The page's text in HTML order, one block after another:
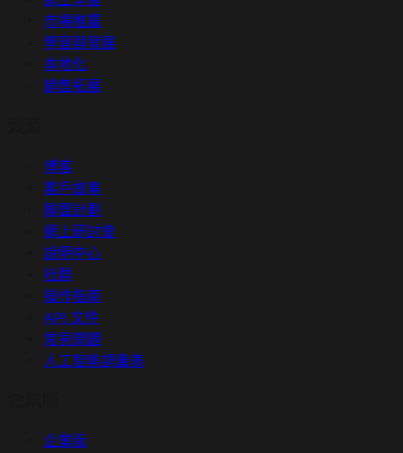
市場推廣
學習與發展
本地化
銷售拓展
博客
客戶故事
聯盟計劃
網上研討會
說明中心
社群
操作指南
API 文件
常見問題
人工智能詞彙表
企業版